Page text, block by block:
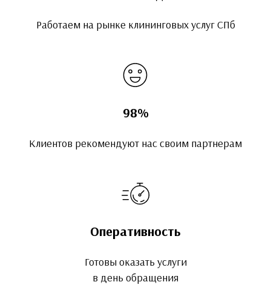
Работаем на рынке клининговых услуг СПб
98%
Клиентов рекомендуют нас своим партнерам
Оперативность
Готовы оказать услуги
в день обращения